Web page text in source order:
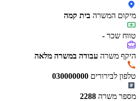
מיקום המשרה בית קמה
טווח שכר -
היקף משרה עבודה במשרה מלאה
טלפון לבירורים 030000000
מספר משרה 2288